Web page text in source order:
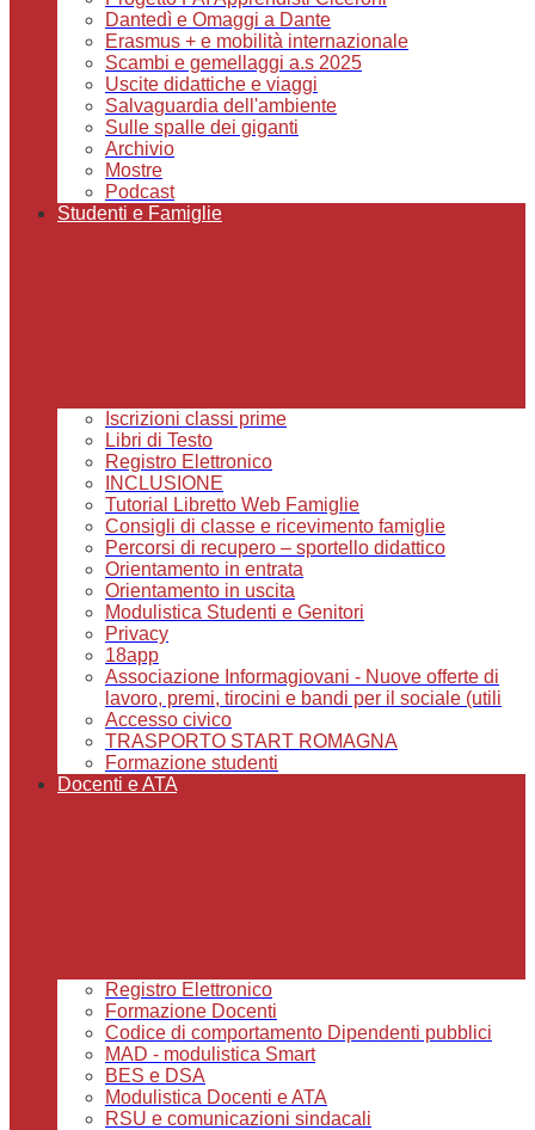
Dantedì e Omaggi a Dante
Erasmus + e mobilità internazionale
Scambi e gemellaggi a.s 2025
Uscite didattiche e viaggi
Salvaguardia dell'ambiente
Sulle spalle dei giganti
Archivio
Mostre
Podcast
Studenti e Famiglie
Iscrizioni classi prime
Libri di Testo
Registro Elettronico
INCLUSIONE
Tutorial Libretto Web Famiglie
Consigli di classe e ricevimento famiglie
Percorsi di recupero – sportello didattico
Orientamento in entrata
Orientamento in uscita
Modulistica Studenti e Genitori
Privacy
18app
Associazione Informagiovani - Nuove offerte di
lavoro, premi, tirocini e bandi per il sociale (utili
Accesso civico
TRASPORTO START ROMAGNA
Formazione studenti
Docenti e ATA
Registro Elettronico
Formazione Docenti
Codice di comportamento Dipendenti pubblici
MAD - modulistica Smart
BES e DSA
Modulistica Docenti e ATA
RSU e comunicazioni sindacali